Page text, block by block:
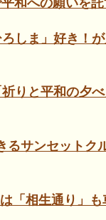
しま」好き！
りと平和の夕
るサンセットク
「相生通り」も